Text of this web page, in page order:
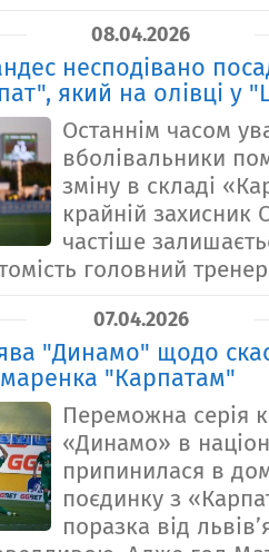
08.04.2026
несподівано
який на олівці у
Останнім часом
вболівальники
зміну в складі
крайній захисник
частіше
головний тренер
07.04.2026
"Динамо" щодо
"Карпатам"
Переможна серія
«Динамо» в
припинилася в
поєдинку з
поразка від